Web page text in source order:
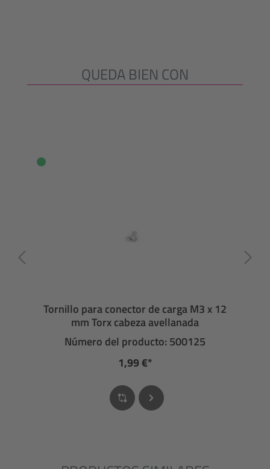
Omitir la galería de productos
QUEDA BIEN CON
Tornillo para conector de carga M3 x 12
mm Torx cabeza avellanada
Número del producto: 500125
1,99 €*